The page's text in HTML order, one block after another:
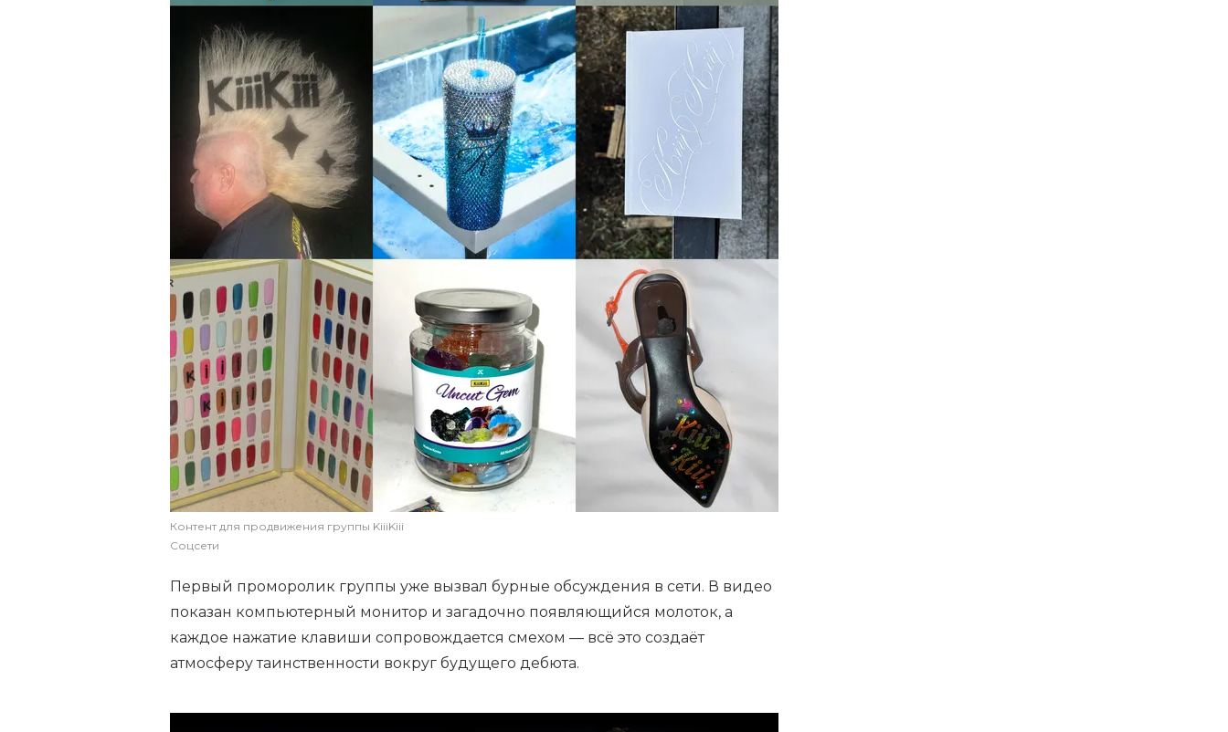
Контент для продвижения группы KiiiKiii
Соцсети
Первый проморолик группы уже вызвал бурные обсуждения в сети. В видео
показан компьютерный монитор и загадочно появляющийся молоток, а
каждое нажатие клавиши сопровождается смехом — всё это создаёт
атмосферу таинственности вокруг будущего дебюта.